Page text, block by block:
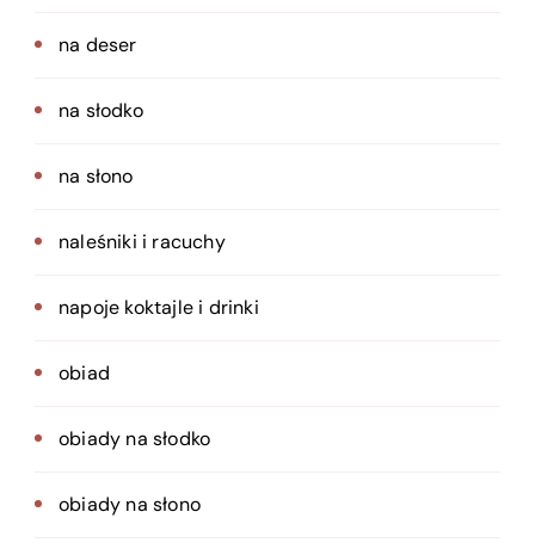
na deser
na słodko
na słono
naleśniki i racuchy
napoje koktajle i drinki
obiad
obiady na słodko
obiady na słono